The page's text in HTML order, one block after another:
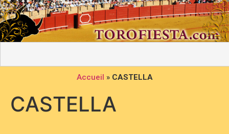
Accueil » CASTELLA
CASTELLA